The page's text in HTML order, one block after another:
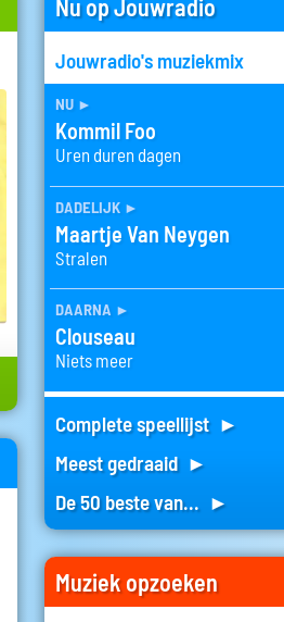
Nu op Jouwradio
Jouwradio's muziekmix
nu ►
Kommil Foo
Uren duren dagen
dadelijk ►
Maartje Van Neygen
Stralen
daarna ►
Clouseau
Niets meer
Complete speellijst ►
Meest gedraaid ►
De 50 beste van... ►
Muziek opzoeken